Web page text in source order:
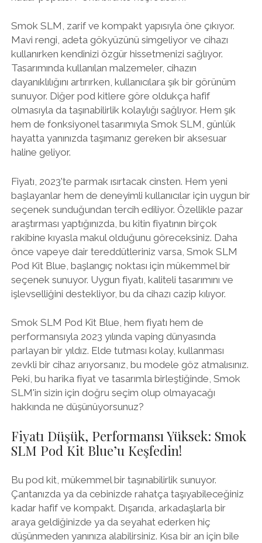
Smok SLM, zarif ve kompakt yapısıyla öne çıkıyor.
Mavi rengi, adeta gökyüzünü simgeliyor ve cihazı
kullanırken kendinizi özgür hissetmenizi sağlıyor.
Tasarımında kullanılan malzemeler, cihazın
dayanıklılığını artırırken, kullanıcılara şık bir görünüm
sunuyor. Diğer pod kitlere göre oldukça hafif
olmasıyla da taşınabilirlik kolaylığı sağlıyor. Hem şık
hem de fonksiyonel tasarımıyla Smok SLM, günlük
hayatta yanınızda taşımanız gereken bir aksesuar
haline geliyor.
Fiyatı, 2023'te parmak ısırtacak cinsten. Hem yeni
başlayanlar hem de deneyimli kullanıcılar için uygun bir
seçenek sunduğundan tercih ediliyor. Özellikle pazar
araştırması yaptığınızda, bu kitin fiyatının birçok
rakibine kıyasla makul olduğunu göreceksiniz. Daha
önce vapeye dair tereddütleriniz varsa, Smok SLM
Pod Kit Blue, başlangıç noktası için mükemmel bir
seçenek sunuyor. Uygun fiyatı, kaliteli tasarımını ve
işlevselliğini destekliyor, bu da cihazı cazip kılıyor.
Smok SLM Pod Kit Blue, hem fiyatı hem de
performansıyla 2023 yılında vaping dünyasında
parlayan bir yıldız. Elde tutması kolay, kullanması
zevkli bir cihaz arıyorsanız, bu modele göz atmalısınız.
Peki, bu harika fiyat ve tasarımla birleştiğinde, Smok
SLM'in sizin için doğru seçim olup olmayacağı
hakkında ne düşünüyorsunuz?
Fiyatı Düşük, Performansı Yüksek: Smok
SLM Pod Kit Blue’u Keşfedin!
Bu pod kit, mükemmel bir taşınabilirlik sunuyor.
Çantanızda ya da cebinizde rahatça taşıyabileceğiniz
kadar hafif ve kompakt. Dışarıda, arkadaşlarla bir
araya geldiğinizde ya da seyahat ederken hiç
düşünmeden yanınıza alabilirsiniz. Kısa bir an için bile